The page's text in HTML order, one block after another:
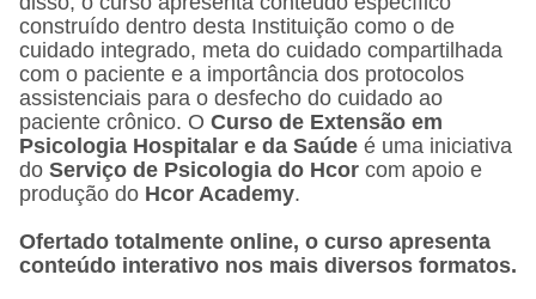
construído dentro desta Instituição como o de
cuidado integrado, meta do cuidado compartilhada
com o paciente e a importância dos protocolos
assistenciais para o desfecho do cuidado ao
paciente crônico. O Curso de Extensão em
Psicologia Hospitalar e da Saúde é uma iniciativa
do Serviço de Psicologia do Hcor com apoio e
produção do Hcor Academy.
Ofertado totalmente online, o curso apresenta
conteúdo interativo nos mais diversos formatos.